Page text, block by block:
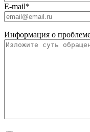
E-mail*
Информация о